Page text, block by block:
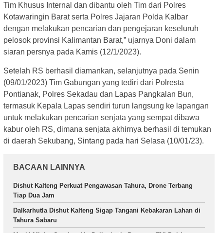
Tim Khusus Internal dan dibantu oleh Tim dari Polres
Kotawaringin Barat serta Polres Jajaran Polda Kalbar
dengan melakukan pencarian dan pengejaran keseluruh
pelosok provinsi Kalimantan Barat,” ujarnya Doni dalam
siaran persnya pada Kamis (12/1/2023).
Setelah RS berhasil diamankan, selanjutnya pada Senin
(09/01/2023) Tim Gabungan yang tediri dari Polresta
Pontianak, Polres Sekadau dan Lapas Pangkalan Bun,
termasuk Kepala Lapas sendiri turun langsung ke lapangan
untuk melakukan pencarian senjata yang sempat dibawa
kabur oleh RS, dimana senjata akhirnya berhasil di temukan
di daerah Sekubang, Sintang pada hari Selasa (10/01/23).
BACAAN LAINNYA
Dishut Kalteng Perkuat Pengawasan Tahura, Drone Terbang
Tiap Dua Jam
Dalkarhutla Dishut Kalteng Sigap Tangani Kebakaran Lahan di
Tahura Sabaru